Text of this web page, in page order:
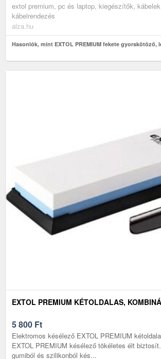
extol premium, pc és laptop, kiegészítők,
kábelrendezés
alza.hu
Hasonlók, mint EXTOL PREMIUM fekete gyorskötöző,
EXTOL PREMIUM KÉTOLDALAS,
5 800 Ft
Elektromos késélező EXTOL PREMIUM
EXTOL PREMIUM késélező tökéletes élt
gumiból és szilikonból kés...